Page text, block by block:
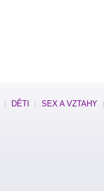
DĚTI SEX A VZTAHY